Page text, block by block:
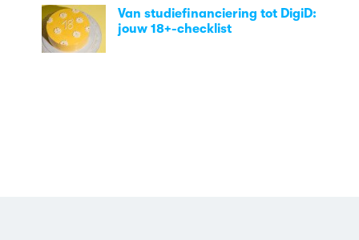
Van studiefinanciering tot DigiD:
jouw 18+-checklist